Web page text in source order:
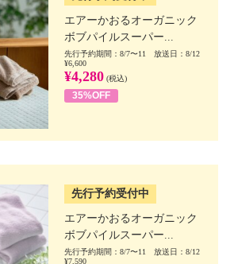
エアーかおるオーガニック
ボブパイルスーパー...
先行予約期間：8/7〜11 放送日：8/12
¥6,600
¥4,280 (税込)
35%OFF
先行予約受付中
エアーかおるオーガニック
ボブパイルスーパー...
先行予約期間：8/7〜11 放送日：8/12
¥7,590